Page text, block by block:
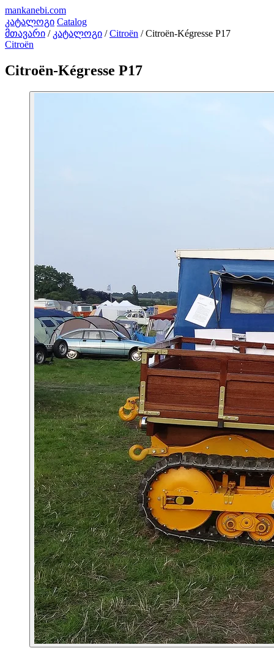
mankanebi.com
კატალოგი Catalog
მთავარი / კატალოგი / Citroën / Citroën-Kégresse P17
Citroën
Citroën-Kégresse P17